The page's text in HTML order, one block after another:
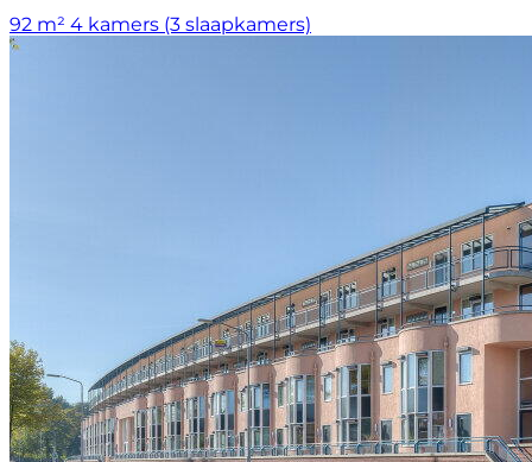
92 m² 4 kamers (3 slaapkamers)